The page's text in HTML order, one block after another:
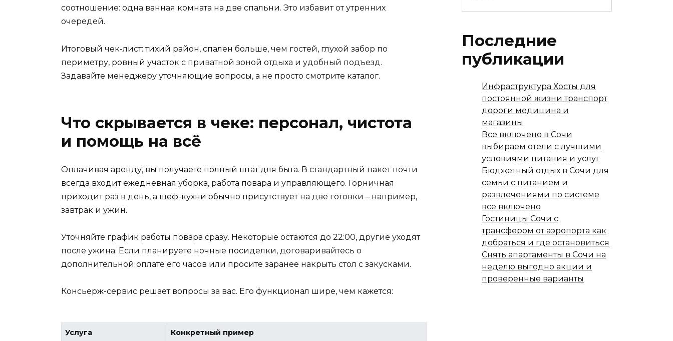
соотношение: одна ванная комната на две спальни. Это избавит от утренних
очередей.
Итоговый чек-лист: тихий район, спален больше, чем гостей, глухой забор по
периметру, ровный участок с приватной зоной отдыха и удобный подъезд.
Задавайте менеджеру уточняющие вопросы, а не просто смотрите каталог.
Что скрывается в чеке: персонал, чистота
и помощь на всё
Оплачивая аренду, вы получаете полный штат для быта. В стандартный пакет почти
всегда входит ежедневная уборка, работа повара и управляющего. Горничная
приходит раз в день, а шеф-кухни обычно присутствует на две готовки – например,
завтрак и ужин.
Уточняйте график работы повара сразу. Некоторые остаются до 22:00, другие уходят
после ужина. Если планируете ночные посиделки, договаривайтесь о
дополнительной оплате его часов или просите заранее накрыть стол с закусками.
Консьерж-сервис решает вопросы за вас. Его функционал шире, чем кажется:
Услуга Конкретный пример
Последние
публикации
Инфраструктура Хосты для
постоянной жизни транспорт
дороги медицина и
магазины
Все включено в Сочи
выбираем отели с лучшими
условиями питания и услуг
Бюджетный отдых в Сочи для
семьи с питанием и
развлечениями по системе
все включено
Гостиницы Сочи с
трансфером от аэропорта как
добраться и где остановиться
Снять апартаменты в Сочи на
неделю выгодно акции и
проверенные варианты